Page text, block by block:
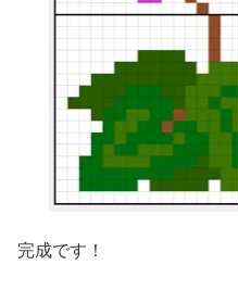
完成です！